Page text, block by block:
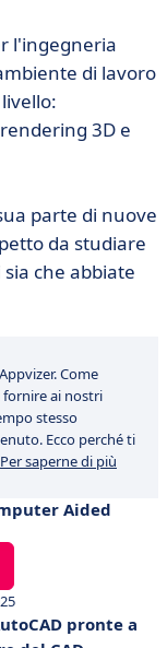
l'ingegneria
di lavoro
3D e
parte di nuove
da studiare
che abbiate
Come
ai nostri
stesso
Ecco perché ti
Per saperne di più
Aided
pronte a